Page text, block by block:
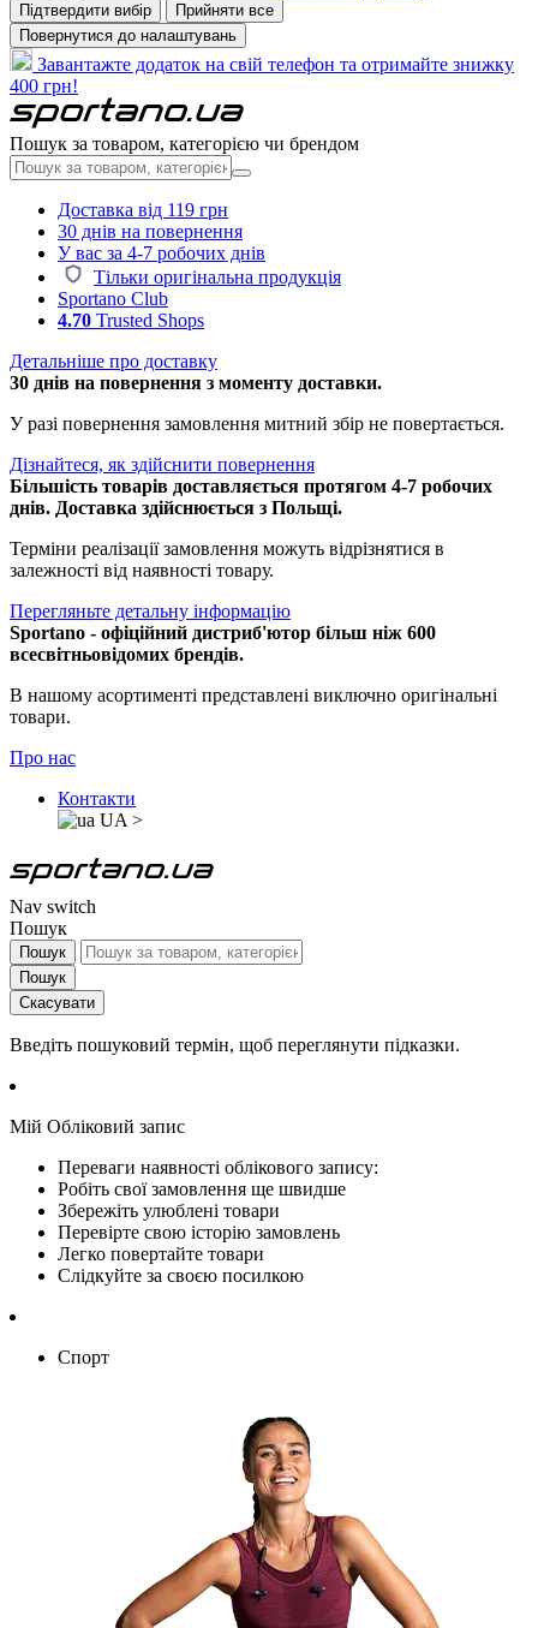
Підтвердити вибір
Прийняти все
Повернутися до налаштувань
Завантажте додаток на свій телефон та отримайте знижку
400 грн!
Пошук за товаром, категорією чи брендом
Доставка від 119 грн
30 днів на повернення
У вас за 4-7 робочих днів
Тільки оригінальна продукція
Sportano Club
4.70 Trusted Shops
Детальніше про доставку
30 днів на повернення з моменту доставки.
У разі повернення замовлення митний збір не повертається.
Дізнайтеся, як здійснити повернення
Більшість товарів доставляється протягом 4-7 робочих
днів. Доставка здійснюється з Польщі.
Терміни реалізації замовлення можуть відрізнятися в
залежності від наявності товару.
Перегляньте детальну інформацію
Sportano - офіційний дистриб'ютор більш ніж 600
всесвітньовідомих брендів.
В нашому асортименті представлені виключно оригінальні
товари.
Про нас
Контакти
UA >
Nav switch
Пошук
Пошук
Пошук
Скасувати
Введіть пошуковий термін, щоб переглянути підказки.
Мій Обліковий запис
Переваги наявності облікового запису:
Робіть свої замовлення ще швидше
Збережіть улюблені товари
Перевірте свою історію замовлень
Легко повертайте товари
Слідкуйте за своєю посилкою
Спорт